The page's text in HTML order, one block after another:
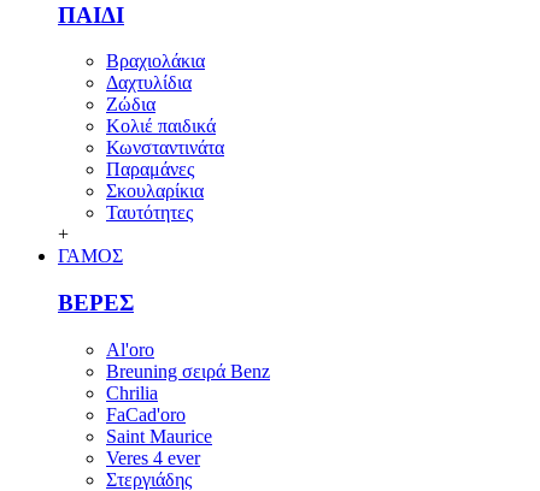
ΠΑΙΔΙ
Βραχιολάκια
Δαχτυλίδια
Ζώδια
Κολιέ παιδικά
Κωνσταντινάτα
Παραμάνες
Σκουλαρίκια
Ταυτότητες
+
ΓΑΜΟΣ
ΒΕΡΕΣ
Al'oro
Breuning σειρά Benz
Chrilia
FaCad'oro
Saint Maurice
Veres 4 ever
Στεργιάδης